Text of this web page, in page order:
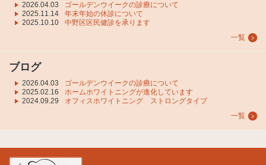
2026.04.03
ゴールデンウイークの診療について
2025.11.14
年末年始の休診について
2025.10.10
中野区区民健診を承ります
一覧
ブログ
2026.04.03
ゴールデンウイークの診療について
2025.02.16
ホームホワイトニングが進化しています
2024.09.29
オフィスホワイトニング ストロングタイプ
一覧